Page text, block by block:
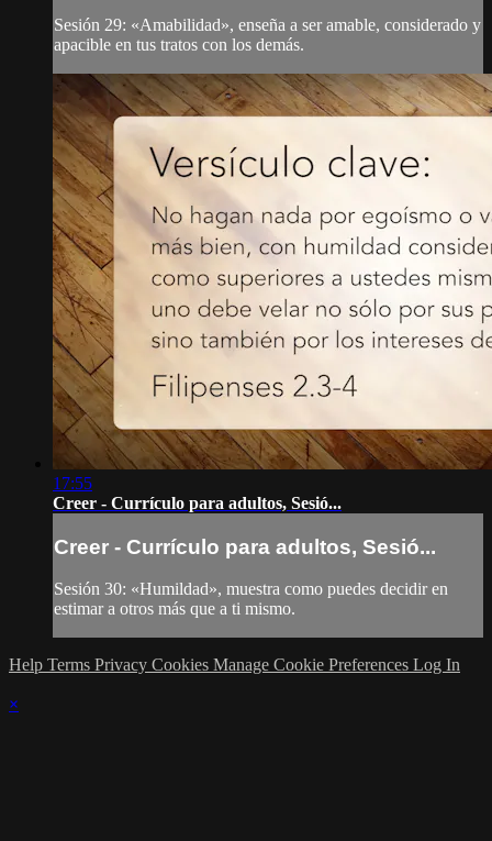
Sesión 29: «Amabilidad», enseña a ser amable, considerado y
apacible en tus tratos con los demás.
17:55
Creer - Currículo para adultos, Sesió...
Creer - Currículo para adultos, Sesió...
Sesión 30: «Humildad», muestra como puedes decidir en
estimar a otros más que a ti mismo.
Help Terms Privacy Cookies Manage Cookie Preferences Log In
×